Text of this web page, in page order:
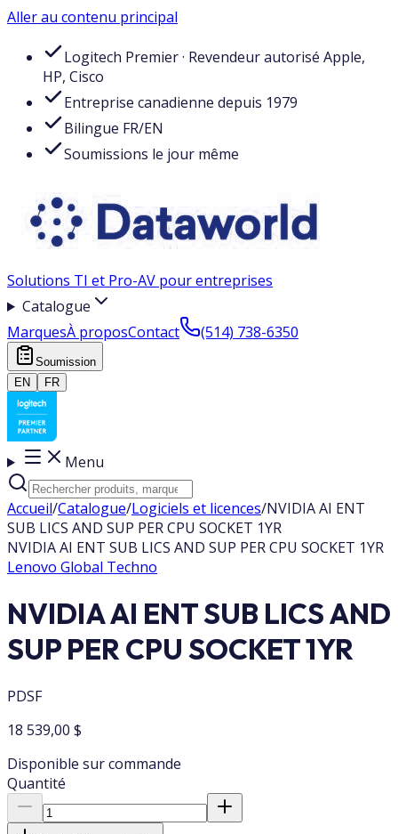
Aller au contenu principal
Logitech Premier · Revendeur autorisé Apple,
HP, Cisco
Entreprise canadienne depuis 1979
Bilingue FR/EN
Soumissions le jour même
Solutions TI et Pro-AV pour entreprises
Catalogue
MarquesÀ proposContact (514) 738-6350
Soumission
EN
FR
Menu
Accueil/Catalogue/Logiciels et licences/NVIDIA AI ENT
SUB LICS AND SUP PER CPU SOCKET 1YR
NVIDIA AI ENT SUB LICS AND SUP PER CPU SOCKET 1YR
Lenovo Global Techno
NVIDIA AI ENT SUB LICS AND
SUP PER CPU SOCKET 1YR
PDSF
18 539,00 $
Disponible sur commande
Quantité